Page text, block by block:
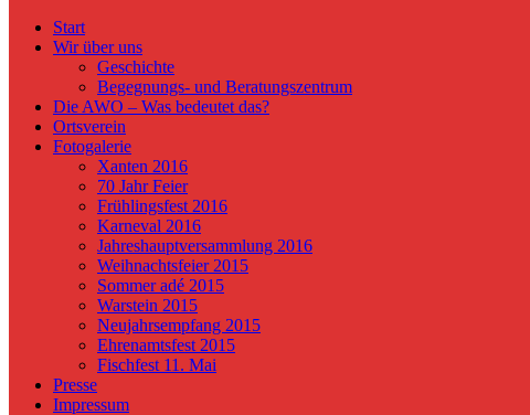
Start
Wir über uns
Geschichte
Begegnungs- und Beratungszentrum
Die AWO – Was bedeutet das?
Ortsverein
Fotogalerie
Xanten 2016
70 Jahr Feier
Frühlingsfest 2016
Karneval 2016
Jahreshauptversammlung 2016
Weihnachtsfeier 2015
Sommer adé 2015
Warstein 2015
Neujahrsempfang 2015
Ehrenamtsfest 2015
Fischfest 11. Mai
Presse
Impressum